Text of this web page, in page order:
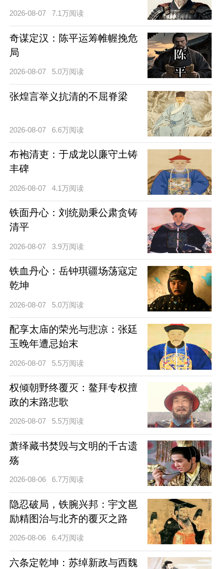
2026-08-07 7.1万阅读
奇谋定汉：陈平运筹帷幄挽危
局
2026-08-07 5.0万阅读
张煌言举义抗清的不屈脊梁
2026-08-07 6.6万阅读
布袍清吏：于成龙以廉守土铸
丰碑
2026-08-07 4.1万阅读
铁面丹心：刘统勋秉公肃贪铸
清平
2026-08-07 3.9万阅读
铁血丹心：岳钟琪疆场荡寇定
乾坤
2026-08-07 5.0万阅读
配享太庙的荣光与悲凉：张廷
玉晚年遭忌始末
2026-08-07 5.5万阅读
权倾朝野终覆灭：鳌拜专权擅
政的末路悲歌
2026-08-07 5.5万阅读
萧绎藏书焚毁与文明的千古遗
殇
2026-08-06 6.7万阅读
隐忍破局，铁腕兴邦：宇文邕
励精图治与北齐的覆灭之路
2026-08-06 6.4万阅读
六条定乾坤：苏绰新政与西魏